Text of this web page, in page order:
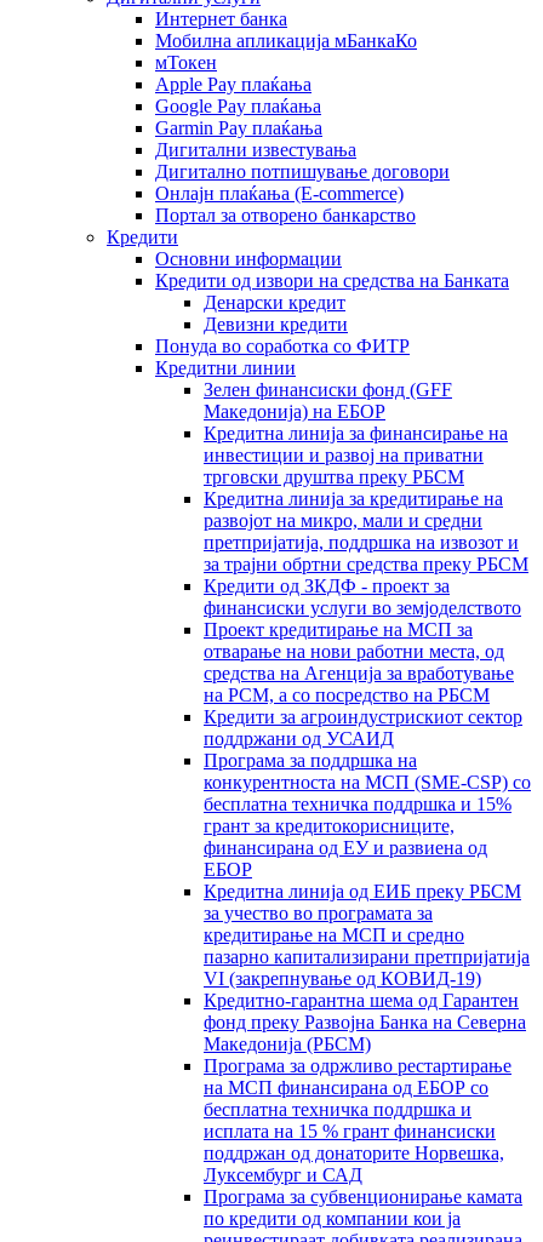
Интернет банка
Мобилна апликација мБанкаКо
мТокен
Apple Pay плаќања
Google Pay плаќања
Garmin Pay плаќања
Дигитални известувања
Дигитално потпишување договори
Онлајн плаќања (Е-commerce)
Портал за отворено банкарство
Кредити
Основни информации
Кредити од извори на средства на Банката
Денарски кредит
Девизни кредити
Понуда во соработка со ФИТР
Кредитни линии
Зелен финансиски фонд (GFF
Македонија) на ЕБОР
Кредитна линија за финансирање на
инвестиции и развој на приватни
трговски друштва преку РБСМ
Кредитна линија за кредитирање на
развојот на микро, мали и средни
претпријатија, поддршка на извозот и
за трајни обртни средства преку РБСМ
Кредити од ЗКДФ - проект за
финансиски услуги во земјоделството
Проект кредитирање на МСП за
отварање на нови работни места, од
средства на Агенција за вработување
на РСМ, а со посредство на РБСМ
Кредити за агроиндустрискиот сектор
поддржани од УСАИД
Програма за поддршка на
конкурентноста на МСП (SME-CSP) со
бесплатна техничка поддршка и 15%
грант за кредитокорисниците,
финансирана од ЕУ и развиена од
ЕБОР
Кредитна линија од ЕИБ преку РБСМ
за учество во програмата за
кредитирање на МСП и средно
пазарно капитализирани претпријатија
VI (закрепнување од КОВИД-19)
Кредитно-гарантна шема од Гарантен
фонд преку Развојна Банка на Северна
Македонија (РБСМ)
Програма за одржливо рестартирање
на МСП финансирана од ЕБОР со
бесплатна техничка поддршка и
исплата на 15 % грант финансиски
поддржан од донаторите Норвешка,
Луксембург и САД
Програма за субвенционирање камата
по кредити од компании кои ја